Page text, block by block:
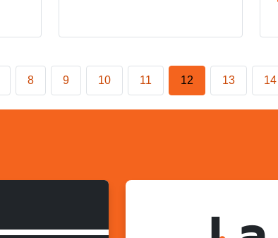
8 9 10 11 12 13 14